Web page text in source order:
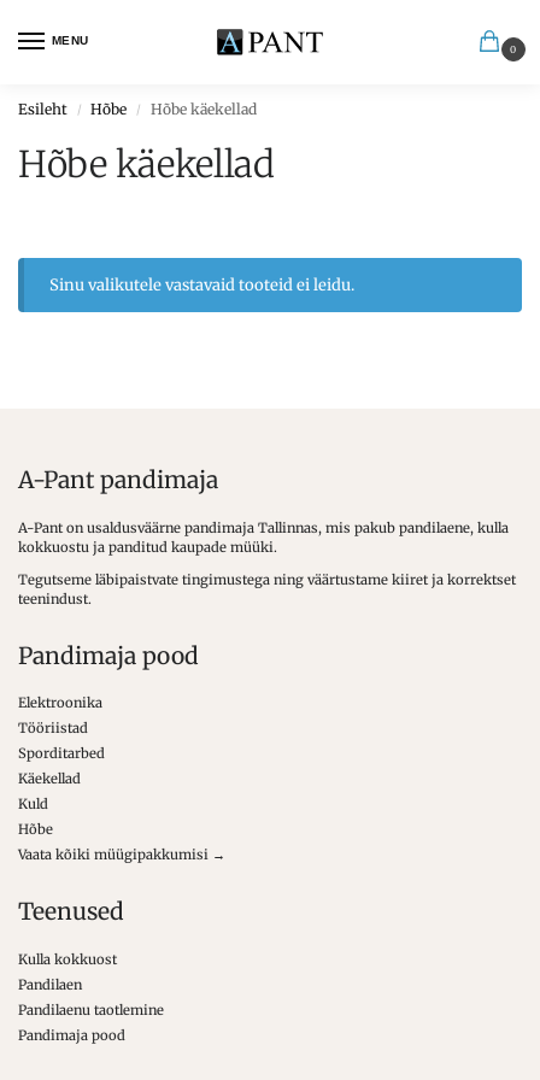
MENU
0
Esileht / Hõbe / Hõbe käekellad
Hõbe käekellad
Sinu valikutele vastavaid tooteid ei leidu.
A-Pant pandimaja
A-Pant on usaldusväärne pandimaja Tallinnas, mis pakub pandilaene, kulla
kokkuostu ja panditud kaupade müüki.
Tegutseme läbipaistvate tingimustega ning väärtustame kiiret ja korrektset
teenindust.
Pandimaja pood
Elektroonika
Tööriistad
Sporditarbed
Käekellad
Kuld
Hõbe
Vaata kõiki müügipakkumisi →
Teenused
Kulla kokkuost
Pandilaen
Pandilaenu taotlemine
Pandimaja pood